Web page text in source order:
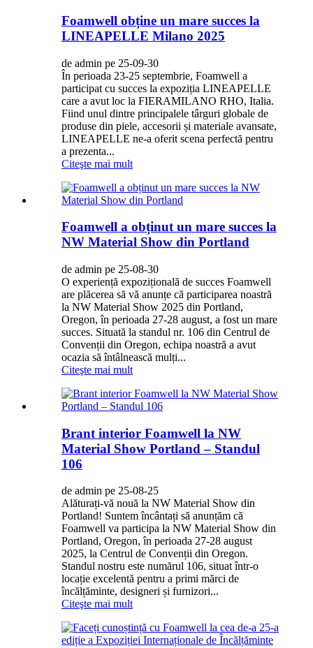
Foamwell obține un mare succes la
LINEAPELLE Milano 2025
de admin pe 25-09-30
În perioada 23-25 ​​septembrie, Foamwell a
participat cu succes la expoziția LINEAPELLE
care a avut loc la FIERAMILANO RHO, Italia.
Fiind unul dintre principalele târguri globale de
produse din piele, accesorii și materiale avansate,
LINEAPELLE ne-a oferit scena perfectă pentru
a prezenta...
Citeşte mai mult
Foamwell a obținut un mare succes la
NW Material Show din Portland
de admin pe 25-08-30
O experiență expozițională de succes Foamwell
are plăcerea să vă anunțe că participarea noastră
la NW Material Show 2025 din Portland,
Oregon, în perioada 27-28 august, a fost un mare
succes. Situată la standul nr. 106 din Centrul de
Convenții din Oregon, echipa noastră a avut
ocazia să întâlnească mulți...
Citeşte mai mult
Brant interior Foamwell la NW
Material Show Portland – Standul
106
de admin pe 25-08-25
Alăturați-vă nouă la NW Material Show din
Portland! Suntem încântați să anunțăm că
Foamwell va participa la NW Material Show din
Portland, Oregon, în perioada 27-28 august
2025, la Centrul de Convenții din Oregon.
Standul nostru este numărul 106, situat într-o
locație excelentă pentru a primi mărci de
încălțăminte, designeri și furnizori...
Citeşte mai mult